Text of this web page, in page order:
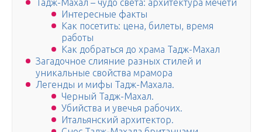
Тадж-Махал – чудо света: архитектура мечети
Интересные факты
Как посетить: цена, билеты, время
работы
Как добраться до храма Тадж-Махал
Загадочное слияние разных стилей и
уникальные свойства мрамора
Легенды и мифы Тадж-Махала.
Черный Тадж-Махал.
Убийства и увечья рабочих.
Итальянский архитектор.